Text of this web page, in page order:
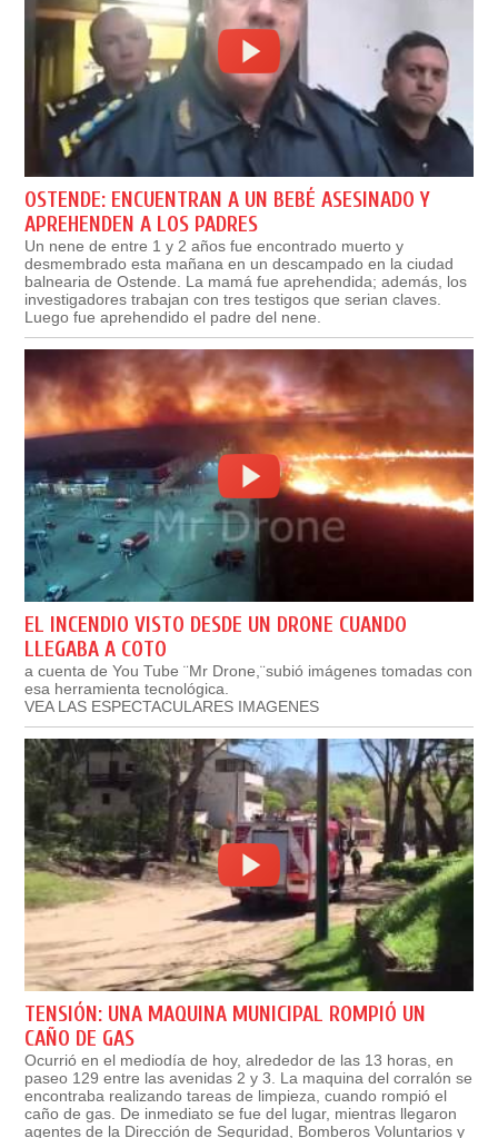
OSTENDE: ENCUENTRAN A UN BEBÉ ASESINADO Y
APREHENDEN A LOS PADRES
Un nene de entre 1 y 2 años fue encontrado muerto y
desmembrado esta mañana en un descampado en la ciudad
balnearia de Ostende. La mamá fue aprehendida; además, los
investigadores trabajan con tres testigos que serian claves.
Luego fue aprehendido el padre del nene.
EL INCENDIO VISTO DESDE UN DRONE CUANDO
LLEGABA A COTO
a cuenta de You Tube ¨Mr Drone,¨subió imágenes tomadas con
esa herramienta tecnológica.
VEA LAS ESPECTACULARES IMAGENES
TENSIÓN: UNA MAQUINA MUNICIPAL ROMPIÓ UN
CAÑO DE GAS
Ocurrió en el mediodía de hoy, alrededor de las 13 horas, en
paseo 129 entre las avenidas 2 y 3. La maquina del corralón se
encontraba realizando tareas de limpieza, cuando rompió el
caño de gas. De inmediato se fue del lugar, mientras llegaron
agentes de la Dirección de Seguridad, Bomberos Voluntarios y